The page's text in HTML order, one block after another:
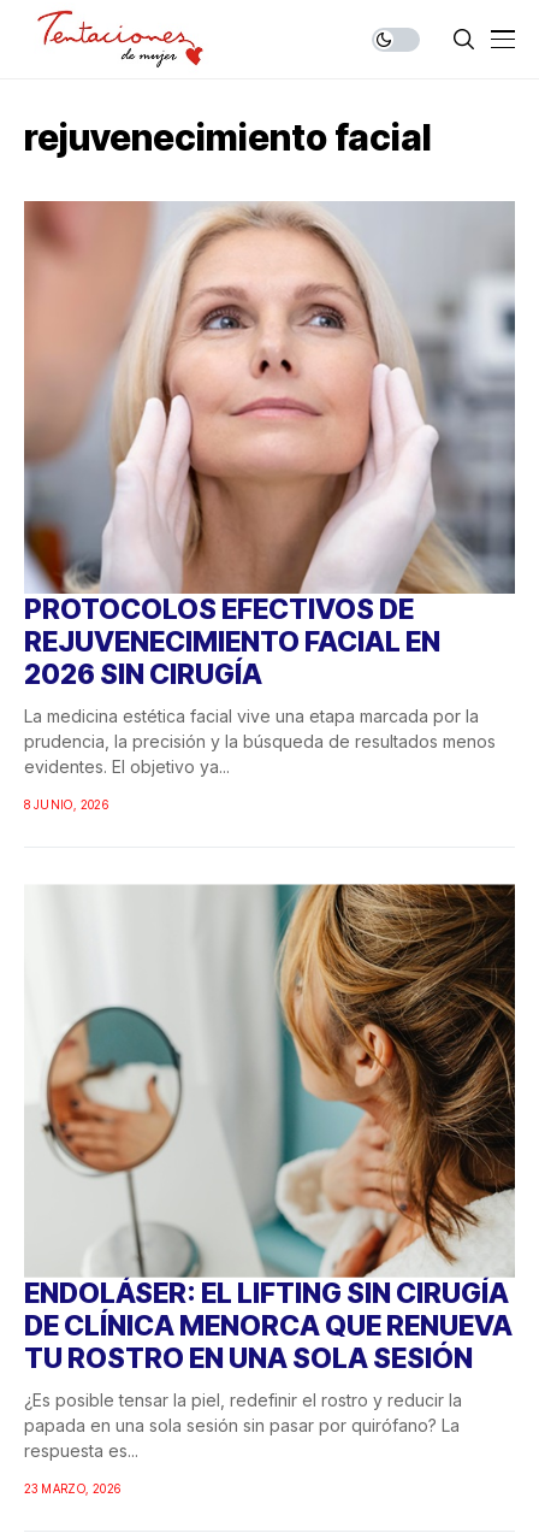
rejuvenecimiento facial
PROTOCOLOS EFECTIVOS DE
REJUVENECIMIENTO FACIAL EN
2026 SIN CIRUGÍA
La medicina estética facial vive una etapa marcada por la
prudencia, la precisión y la búsqueda de resultados menos
evidentes. El objetivo ya...
8 JUNIO, 2026
ENDOLÁSER: EL LIFTING SIN CIRUGÍA
DE CLÍNICA MENORCA QUE RENUEVA
TU ROSTRO EN UNA SOLA SESIÓN
¿Es posible tensar la piel, redefinir el rostro y reducir la
papada en una sola sesión sin pasar por quirófano? La
respuesta es...
23 MARZO, 2026